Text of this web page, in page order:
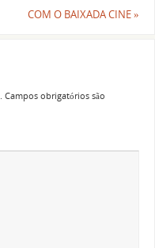
COM O BAIXADA CINE»
Campos obrigatórios são